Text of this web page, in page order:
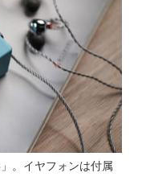
。イヤフォンは付属